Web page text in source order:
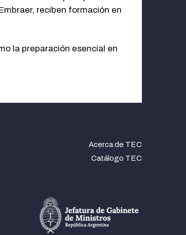
reciben formación en
la preparación esencial en
Acerca de TEC
Catálogo TEC